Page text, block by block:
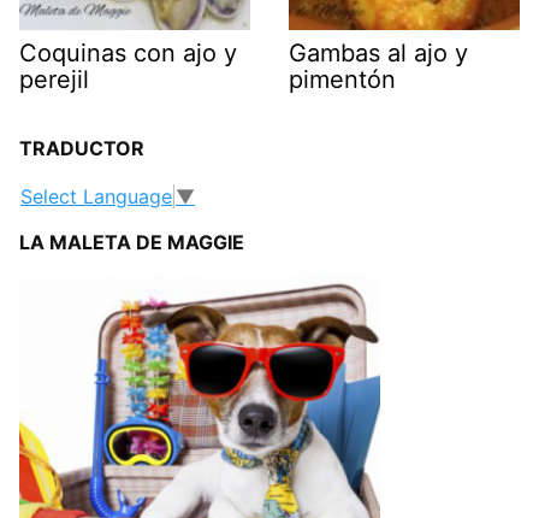
Coquinas con ajo y
perejil
Gambas al ajo y
pimentón
TRADUCTOR
Select Language ▼
LA MALETA DE MAGGIE